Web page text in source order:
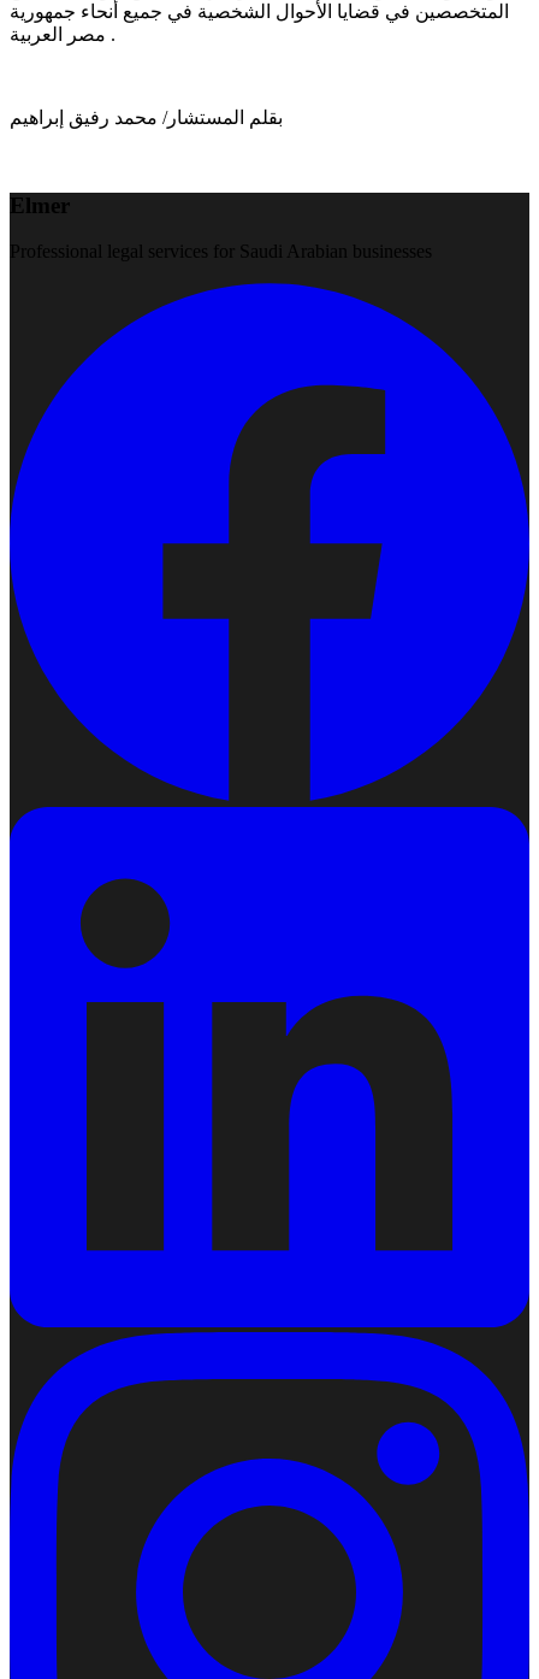
المتخصصين في قضايا الأحوال الشخصية في جميع أنحاء جمهورية
مصر العربية .
Elmer
Professional legal services for Saudi Arabian businesses